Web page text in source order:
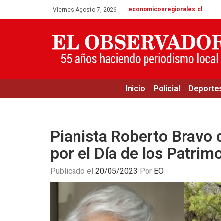
Viernes Agosto 7, 2026 economicosregionales.cl
Inicio Policial
Pianista Roberto Bravo
por el Día de los
Publicado el 20/05/2023 Por EO